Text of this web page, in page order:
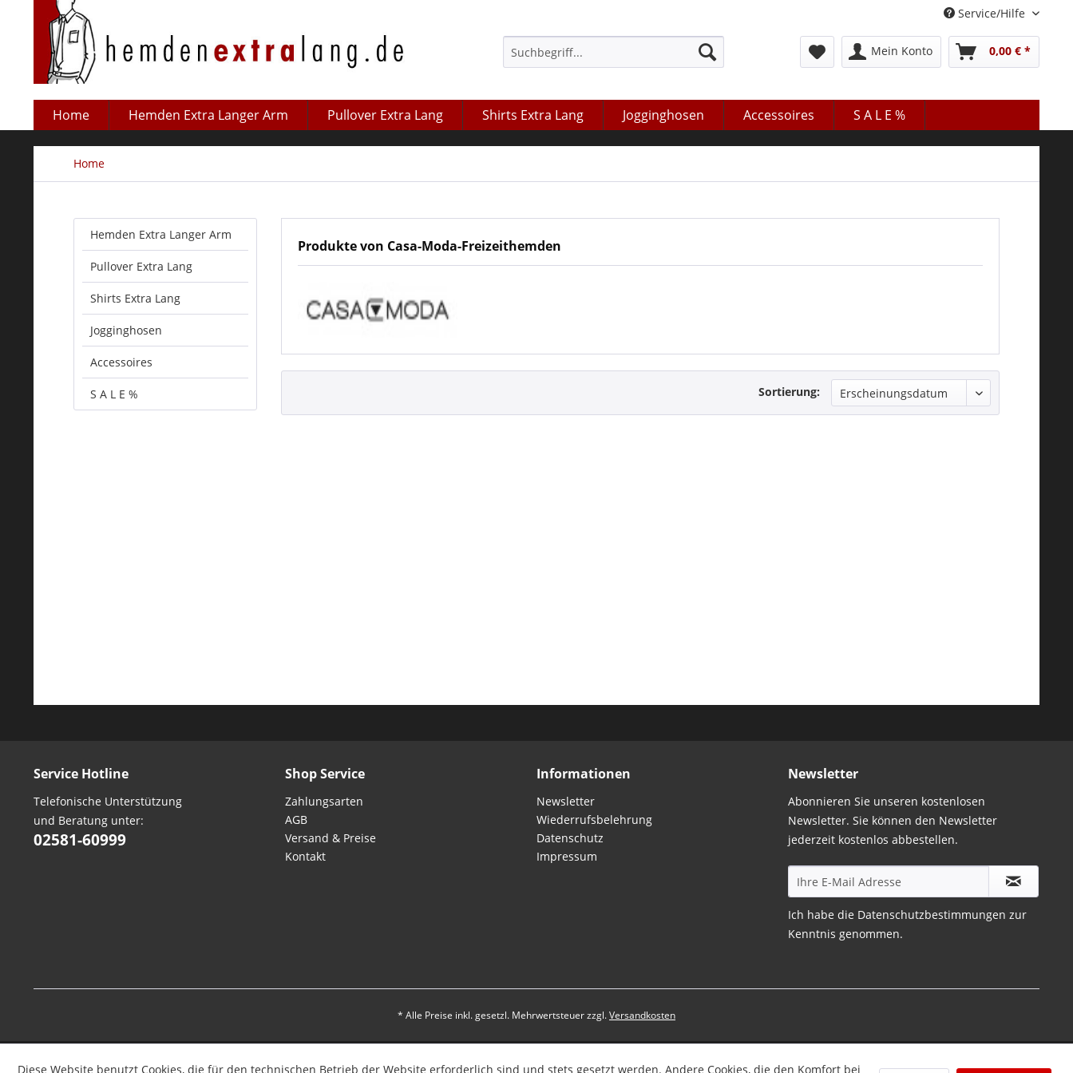
Service/Hilfe
Mein Konto 0,00 € *
Home Hemden Extra Langer Arm Pullover Extra Lang Shirts Extra Lang Jogginghosen Accessoires S A L E %
Home
Hemden Extra Langer Arm
Pullover Extra Lang
Shirts Extra Lang
Jogginghosen
Accessoires
S A L E %
Produkte von Casa-Moda-Freizeithemden
Sortierung:
Service Hotline
Telefonische Unterstützung
und Beratung unter:
02581-60999
Shop Service
Zahlungsarten
AGB
Versand & Preise
Kontakt
Informationen
Newsletter
Wiederrufsbelehrung
Datenschutz
Impressum
Newsletter
Abonnieren Sie unseren kostenlosen
Newsletter. Sie können den Newsletter
jederzeit kostenlos abbestellen.
Ich habe die Datenschutzbestimmungen zur
Kenntnis genommen.
* Alle Preise inkl. gesetzl. Mehrwertsteuer zzgl.Versandkosten
Diese Website benutzt Cookies, die für den technischen Betrieb der Website erforderlich sind und stets gesetzt werden. Andere Cookies, die den Komfort bei